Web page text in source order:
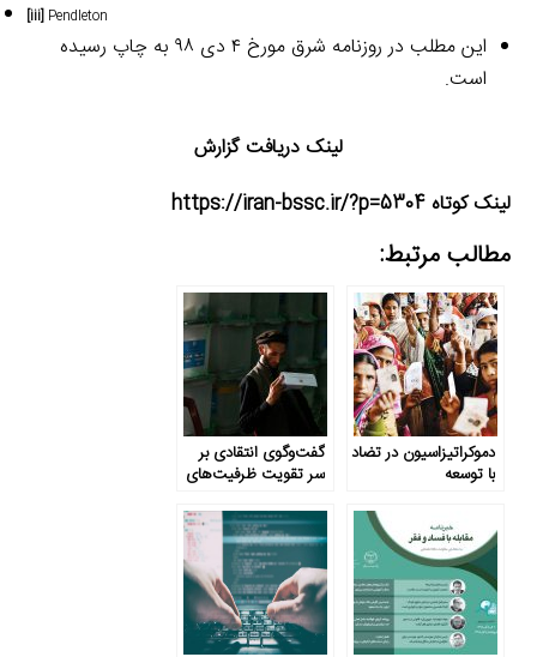
[iii] Pendleton
این مطلب در روزنامه شرق مورخ ۴ دی ۹۸ به چاپ رسیده
است.
لینک دریافت گزارش
لینک کوتاه https://iran-bssc.ir/?p=5304
مطالب مرتبط:
دموکراتیزاسیون در تضاد
با توسعه
گفت‌وگوی انتقادی بر
سر تقویت ظرفیت‌های